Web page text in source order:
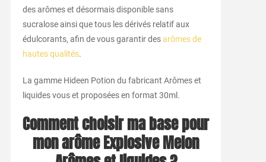
des arômes et désormais disponible sans
sucralose ainsi que tous les dérivés relatif aux
édulcorants, afin de vous garantir desarômes de
hautes qualités.
La gamme Hideen Potion du fabricant Arômes et
liquides vous et proposées en format 30ml.
Comment choisir ma base pour
mon arôme Explosive Melon